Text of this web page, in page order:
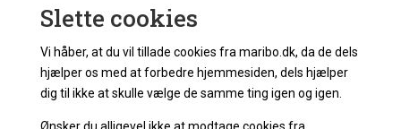
Slette cookies
Vi håber, at du vil tillade cookies fra maribo.dk, da de dels
hjælper os med at forbedre hjemmesiden, dels hjælper
dig til ikke at skulle vælge de samme ting igen og igen.